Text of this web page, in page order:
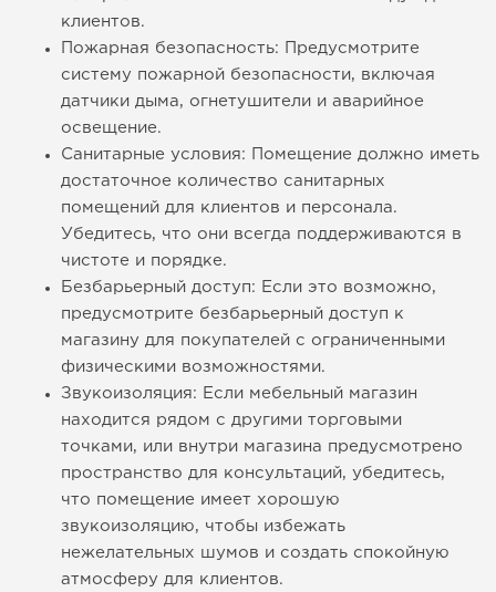
клиентов.
Пожарная безопасность: Предусмотрите
систему пожарной безопасности, включая
датчики дыма, огнетушители и аварийное
освещение.
Санитарные условия: Помещение должно иметь
достаточное количество санитарных
помещений для клиентов и персонала.
Убедитесь, что они всегда поддерживаются в
чистоте и порядке.
Безбарьерный доступ: Если это возможно,
предусмотрите безбарьерный доступ к
магазину для покупателей с ограниченными
физическими возможностями.
Звукоизоляция: Если мебельный магазин
находится рядом с другими торговыми
точками, или внутри магазина предусмотрено
пространство для консультаций, убедитесь,
что помещение имеет хорошую
звукоизоляцию, чтобы избежать
нежелательных шумов и создать спокойную
атмосферу для клиентов.